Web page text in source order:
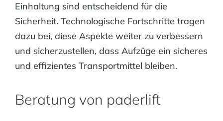
Einhaltung sind entscheidend für die
Sicherheit. Technologische Fortschritte tragen
dazu bei, diese Aspekte weiter zu verbessern
und sicherzustellen, dass Aufzüge ein sicheres
und effizientes Transportmittel bleiben.
Beratung von paderlift